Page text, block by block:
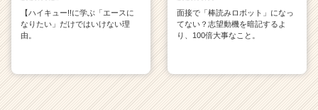
【ハイキュー!!に学ぶ「エースに
なりたい」だけではいけない理
由。
面接で「棒読みロボット」になっ
てない？志望動機を暗記するよ
り、100倍大事なこと。